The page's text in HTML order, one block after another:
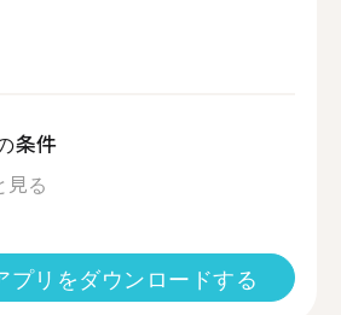
条件
見る
プリをダウンロードする